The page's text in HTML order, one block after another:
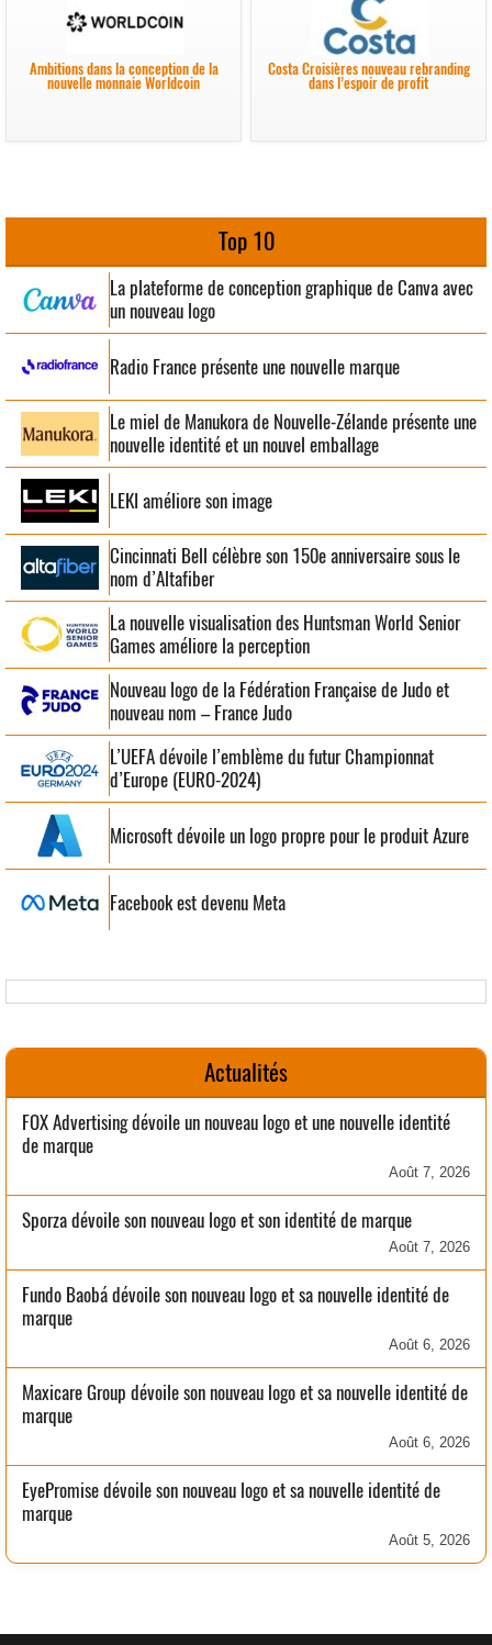
Ambitions dans la conception de la
nouvelle monnaie Worldcoin
Costa Croisières nouveau rebranding
dans l’espoir de profit
Top 10
La plateforme de conception graphique de Canva avec
un nouveau logo
Radio France présente une nouvelle marque
Le miel de Manukora de Nouvelle-Zélande présente une
nouvelle identité et un nouvel emballage
LEKI améliore son image
Cincinnati Bell célèbre son 150e anniversaire sous le
nom d’Altafiber
La nouvelle visualisation des Huntsman World Senior
Games améliore la perception
Nouveau logo de la Fédération Française de Judo et
nouveau nom – France Judo
L’UEFA dévoile l’emblème du futur Championnat
d’Europe (EURO-2024)
Microsoft dévoile un logo propre pour le produit Azure
Facebook est devenu Meta
Actualités
FOX Advertising dévoile un nouveau logo et une nouvelle identité
de marque
Août 7, 2026
Sporza dévoile son nouveau logo et son identité de marque
Août 7, 2026
Fundo Baobá dévoile son nouveau logo et sa nouvelle identité de
marque
Août 6, 2026
Maxicare Group dévoile son nouveau logo et sa nouvelle identité de
marque
Août 6, 2026
EyePromise dévoile son nouveau logo et sa nouvelle identité de
marque
Août 5, 2026